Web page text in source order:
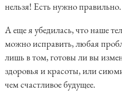
нельзя! Есть нужно правильно.
А еще я убедилась, что наше
можно исправить, любая
лишь в том, готовы ли вы
здоровья и красоты, или
чем счастливое будущее.